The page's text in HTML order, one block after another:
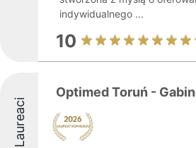
indywidualnego ...
10
Laureaci
Optimed Toruń -